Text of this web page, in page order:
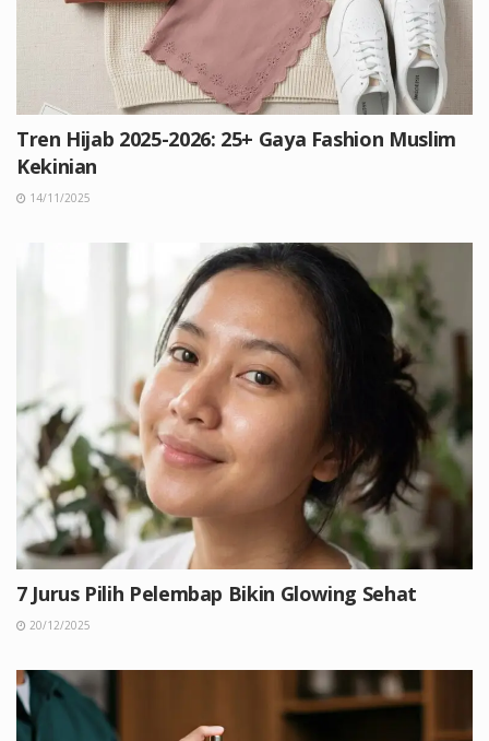
Tren Hijab 2025-2026: 25+ Gaya Fashion Muslim
Kekinian
14/11/2025
7 Jurus Pilih Pelembap Bikin Glowing Sehat
20/12/2025